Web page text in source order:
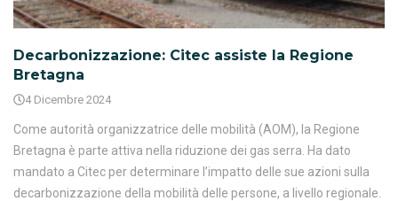
Decarbonizzazione: Citec assiste la Regione
Bretagna
4 Dicembre 2024
Come autorità organizzatrice delle mobilità (AOM), la Regione
Bretagna è parte attiva nella riduzione dei gas serra. Ha dato
mandato a Citec per determinare l’impatto delle sue azioni sulla
decarbonizzazione della mobilità delle persone, a livello regionale.